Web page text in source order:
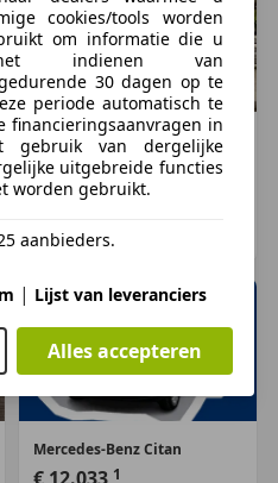
(dealer
Mercedes-Benz Citan
€ 9.500 1
69.274 km, 06/2020
UITHOORN, NL
Mercedes-BenzCitan
1
cookies/tools worden
om informatie die u
indienen van
30 dagen op te
periode automatisch te
financieringsaanvragen in
van dergelijke
uitgebreide functies
worden gebruikt.
aanbieders.
| Lijst van leveranciers
Alles accepteren